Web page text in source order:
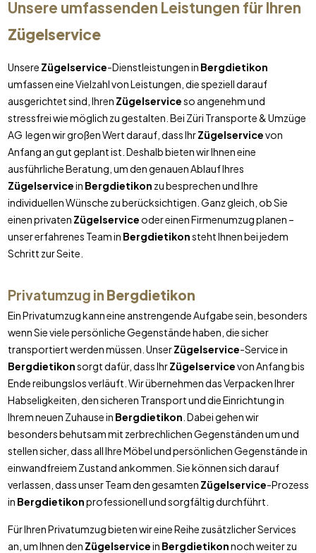
Unsere umfassenden Leistungen für Ihren
Zügelservice
Unsere Zügelservice-Dienstleistungen in Bergdietikon
umfassen eine Vielzahl von Leistungen, die speziell darauf
ausgerichtet sind, Ihren Zügelserviceso angenehm und
stressfrei wie möglich zu gestalten. Bei Züri Transporte & Umzüge
AG legen wir großen Wert darauf, dass IhrZügelservicevon
Anfang an gut geplant ist. Deshalb bieten wir Ihnen eine
ausführliche Beratung, um den genauen Ablauf Ihres
Zügelservicein Bergdietikon zu besprechen und Ihre
individuellen Wünsche zu berücksichtigen. Ganz gleich, ob Sie
einen privaten Zügelserviceoder einen Firmenumzug planen –
unser erfahrenes Team in Bergdietikonsteht Ihnen bei jedem
Schritt zur Seite.
Privatumzug in Bergdietikon
Ein Privatumzug kann eine anstrengende Aufgabe sein, besonders
wenn Sie viele persönliche Gegenstände haben, die sicher
transportiert werden müssen. UnserZügelservice-Service in
Bergdietikonsorgt dafür, dass IhrZügelservicevon Anfang bis
Ende reibungslos verläuft. Wir übernehmen das Verpacken Ihrer
Habseligkeiten, den sicheren Transport und die Einrichtung in
Ihrem neuen Zuhause in Bergdietikon . Dabei gehen wir
besonders behutsam mit zerbrechlichen Gegenständen um und
stellen sicher, dass all Ihre Möbel und persönlichen Gegenstände in
einwandfreiem Zustand ankommen. Sie können sich darauf
verlassen, dass unser Team den gesamten Zügelservice-Prozess
in Bergdietikonprofessionell und sorgfältig durchführt.
Für Ihren Privatumzug bieten wir eine Reihe zusätzlicher Services
an, um Ihnen den Zügelservicein Bergdietikonnoch weiter zu